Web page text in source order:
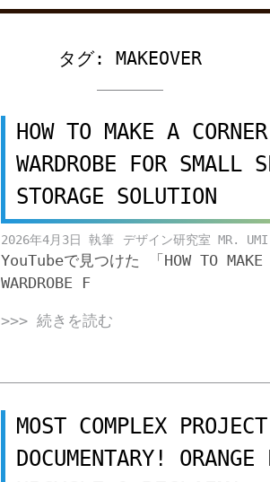
タグ:MAKEOVER
HOW TO MAKE A CORNER
WARDROBE FOR SMALL
STORAGE SOLUTION
2026年4月3日 デザイン研究室 MR. UMI
YouTubeで見つけた 「HOW TO MAKE
WARDROBE F
>>> 続きを読む
MOST COMPLEX
DOCUMENTARY!